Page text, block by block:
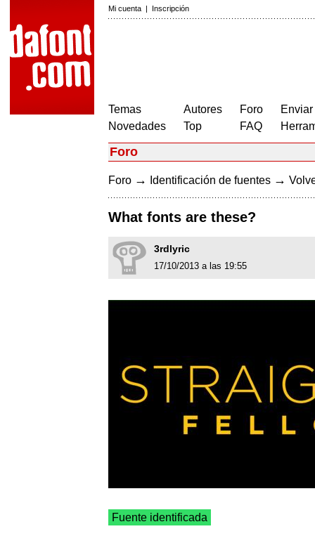
Mi cuenta | Inscripción
Temas
Novedades
Autores
Top
Foro
FAQ
Foro
Foro → Identificación de fuentes →
What fonts are these?
3rdlyric
17/10/2013 a las 19:55
Fuente identificada